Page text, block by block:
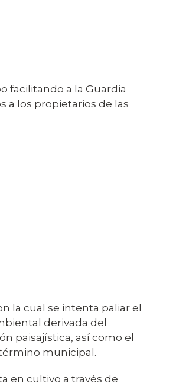
facilitando a la Guardia
a los propietarios de las
la cual se intenta paliar el
derivada del
paisajística, así como el
municipal.
en cultivo a través de